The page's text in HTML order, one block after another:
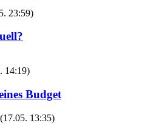
23:59)
14:19)
Budget
(17.05. 13:35)